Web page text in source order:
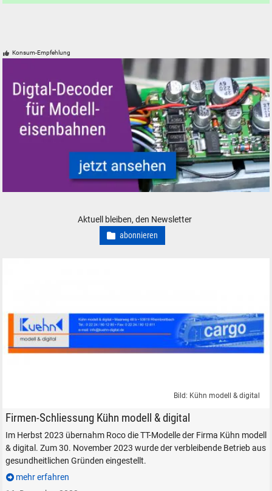
Konsum-Empfehlung
Aktuell bleiben, den Newsletter
abonnieren
Kuehn modell und digital Modelleisenbahn TT digitale Modellbahn-
Bild: Kühn modell & digital
Firmen-Schliessung Kühn modell & digital
Im Herbst 2023 übernahm Roco die TT-Modelle der Firma Kühn modell
& digital. Zum 30. November 2023 wurde der verbleibende Betrieb aus
gesundheitlichen Gründen eingestellt.
mehr erfahren